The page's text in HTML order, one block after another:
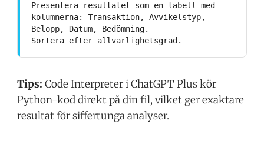
Presentera resultatet som en tabell med
kolumnerna: Transaktion, Avvikelstyp,
Belopp, Datum, Bedömning.
Sortera efter allvarlighetsgrad.
Tips: Code Interpreter i ChatGPT Plus kör
Python-kod direkt på din fil, vilket ger exaktare
resultat för siffertunga analyser.